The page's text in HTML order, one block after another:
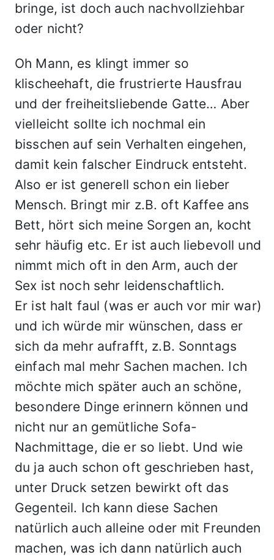
bringe, ist doch auch nachvollziehbar
oder nicht?
Oh Mann, es klingt immer so
klischeehaft, die frustrierte Hausfrau
und der freiheitsliebende Gatte… Aber
vielleicht sollte ich nochmal ein
bisschen auf sein Verhalten eingehen,
damit kein falscher Eindruck entsteht.
Also er ist generell schon ein lieber
Mensch. Bringt mir z.B. oft Kaffee ans
Bett, hört sich meine Sorgen an, kocht
sehr häufig etc. Er ist auch liebevoll und
nimmt mich oft in den Arm, auch der
Sex ist noch sehr leidenschaftlich.
Er ist halt faul (was er auch vor mir war)
und ich würde mir wünschen, dass er
sich da mehr aufrafft, z.B. Sonntags
einfach mal mehr Sachen machen. Ich
möchte mich später auch an schöne,
besondere Dinge erinnern können und
nicht nur an gemütliche Sofa-
Nachmittage, die er so liebt. Und wie
du ja auch schon oft geschrieben hast,
unter Druck setzen bewirkt oft das
Gegenteil. Ich kann diese Sachen
natürlich auch alleine oder mit Freunden
machen, was ich dann natürlich auch